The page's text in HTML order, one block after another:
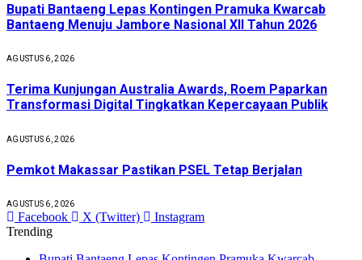
Bupati Bantaeng Lepas Kontingen Pramuka Kwarcab
Bantaeng Menuju Jambore Nasional XII Tahun 2026
AGUSTUS 6, 2026
Terima Kunjungan Australia Awards, Roem Paparkan
Transformasi Digital Tingkatkan Kepercayaan Publik
AGUSTUS 6, 2026
Pemkot Makassar Pastikan PSEL Tetap Berjalan
AGUSTUS 6, 2026
Facebook X (Twitter)
Instagram
Trending